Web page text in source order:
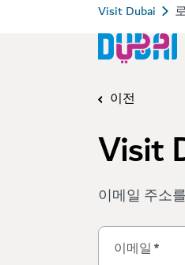
Visit Dubai
이전
Visit
이메일 주소
이메일*